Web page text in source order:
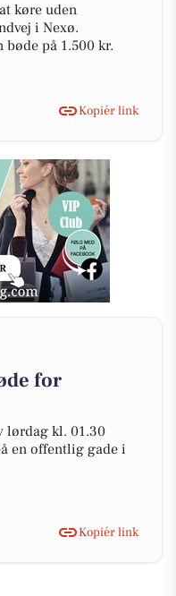
køre uden
i Nexø.
på 1.500 kr.
Kopiér link
for
lørdag kl. 01.30
en offentlig gade i
Kopiér link